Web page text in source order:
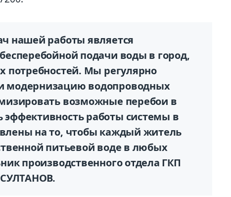
нашей работы является
подачи воды в город,
потребностей. Мы регулярно
модернизацию водопроводных
возможные перебои в
работы системы в
на то, чтобы каждый житель
питьевой воде в любых
производственного отдела ГКП
СУЛТАНОВ.